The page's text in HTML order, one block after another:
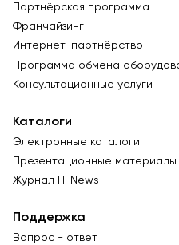
Партнёрская программа
Франчайзинг
Интернет-партнёрство
Программа обмена
Консультационные услуги
Каталоги
Электронные каталоги
Презентационные материалы
Журнал Н-News
Поддержка
Вопрос - ответ